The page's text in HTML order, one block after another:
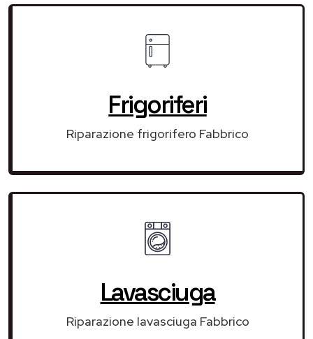
Frigoriferi
Riparazione frigorifero Fabbrico
Lavasciuga
Riparazione lavasciuga Fabbrico